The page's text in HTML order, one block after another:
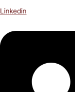
Linkedin